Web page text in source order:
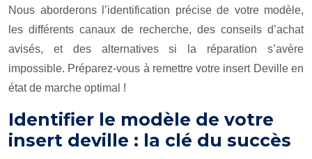
Nous aborderons l’identification précise de votre modèle,
les différents canaux de recherche, des conseils d’achat
avisés, et des alternatives si la réparation s’avère
impossible. Préparez-vous à remettre votre insert Deville en
état de marche optimal !
Identifier le modèle de votre
insert deville : la clé du succès